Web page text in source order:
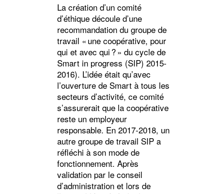
La création d’un comité
d’éthique découle d’une
recommandation du groupe de
travail « une coopérative, pour
qui et avec qui ? » du cycle de
Smart in progress (SIP) 2015-
2016). L’idée était qu’avec
l’ouverture de Smart à tous les
secteurs d’activité, ce comité
s’assurerait que la coopérative
reste un employeur
responsable. En 2017-2018, un
autre groupe de travail SIP a
réfléchi à son mode de
fonctionnement. Après
validation par le conseil
d’administration et lors de